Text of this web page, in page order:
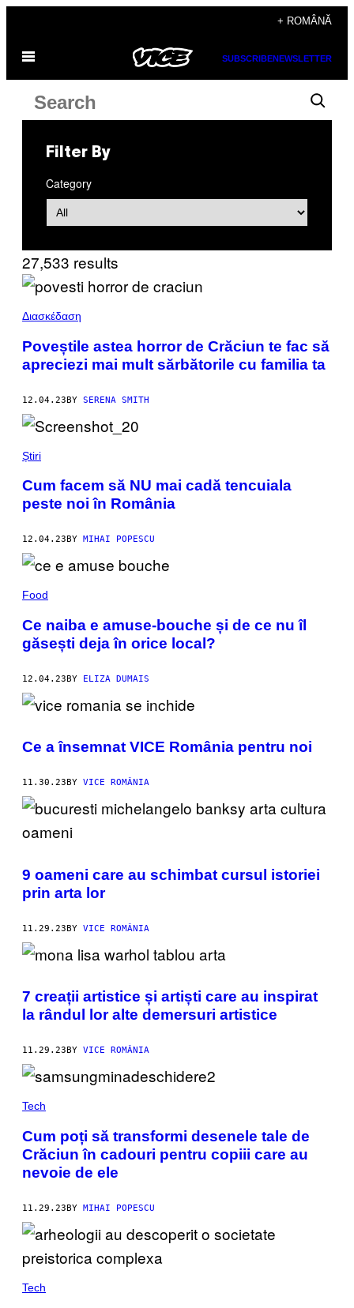
content
+ ROMÂNĂ
Open
SUBSCRIBENEWSLETTER
Search
results
for:
Search
27,533 results
Διασκέδαση
Poveștile astea horror de Crăciun te fac să
apreciezi mai mult sărbătorile cu familia ta
12.04.23BY SERENA SMITH
Știri
Cum facem să NU mai cadă tencuiala
peste noi în România
12.04.23 BY MIHAI POPESCU
Food
Ce naiba e amuse-bouche și de ce nu îl
găsești deja în orice local?
12.04.23BY ELIZA DUMAIS
Ce a însemnat VICE România pentru noi
11.30.23 BY VICE ROMÂNIA
9 oameni care au schimbat cursul istoriei
prin arta lor
11.29.23BY VICE ROMÂNIA
7 creații artistice și artiști care au inspirat
la rândul lor alte demersuri artistice
11.29.23 BY VICE ROMÂNIA
Tech
Cum poți să transformi desenele tale de
Crăciun în cadouri pentru copiii care au
nevoie de ele
11.29.23BY MIHAI POPESCU
Tech
Filter By
Category